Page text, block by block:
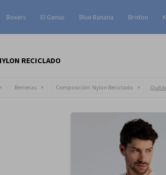
Boxers El Ganso Blue Banana Brixton
RECICLADO
Remeras Composición: Nylon Reciclado